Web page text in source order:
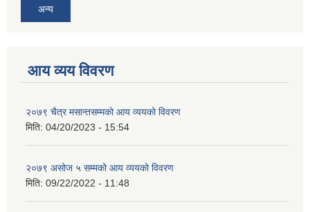
अन्य
आय व्यय विवरण
२०७९ चैत्र मसान्तसम्मको आय व्ययको विवरण
मिति: 04/20/2023 - 15:54
२०७९ असोज ५ सम्मको आय व्ययको विवरण
मिति: 09/22/2022 - 11:48